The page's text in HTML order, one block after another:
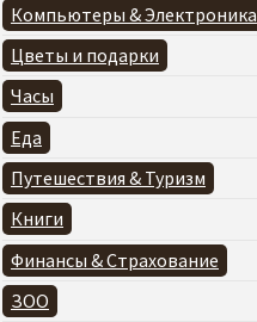
Компьютеры & Электроника
Цветы и подарки
Часы
Еда
Путешествия & Туризм
Книги
Финансы & Страхование
ЗОО